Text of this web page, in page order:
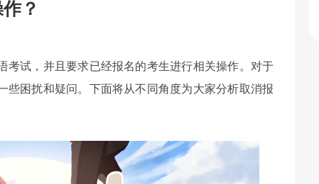
？
考试，并且要求已经报名的考生进行相关操作。对于
些困扰和疑问。下面将从不同角度为大家分析取消报